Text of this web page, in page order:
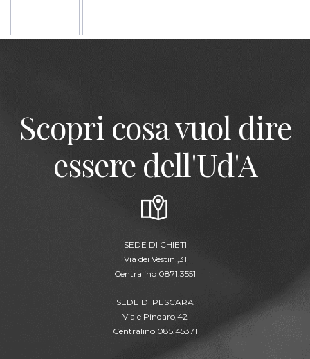
Scopri cosa vuol dire
essere dell'Ud'A
SEDE DI CHIETI
Via dei Vestini,31
Centralino 0871.3551
SEDE DI PESCARA
Viale Pindaro,42
Centralino 085.45371